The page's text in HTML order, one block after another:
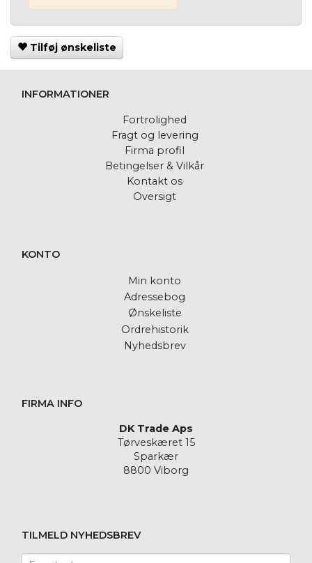
Tilføj ønskeliste
INFORMATIONER
Fortrolighed
Fragt og levering
Firma profil
Betingelser & Vilkår
Kontakt os
Oversigt
KONTO
Min konto
Adressebog
Ønskeliste
Ordrehistorik
Nyhedsbrev
FIRMA INFO
DK Trade Aps
Tørveskæret 15
Sparkær
8800 Viborg
TILMELD NYHEDSBREV